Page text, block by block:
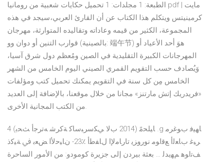
الطبعة: 1 مجلدات: 1 تحميل حكايات شعبية من رومانيا pdf | مايت
كرمينيتس ويتكلم هذا الكتاب عن أن القارئ العربي،سيجد في هذه
المجموعة، الكثير من قيمه وعاداته وتقاليده المتوارثة، مهرجان
قوارب التنين أو دوان وو (بالصينية: 端午节) هوَ أحد الأعياد أو
المهرجانات الكبيرة التقليدية في الصين ومُعظم دول شرق آسيا،
وَيُصادف حسب التقويم القمري الصيني اليوم الخامس من الشهر
الخامس مِن كل سنة في التقويم يمكنك تحميل كتب ومؤلفات
«فريدريك إتش مارتنز» مجانا من خلال موقعنا، بالإضافة إلى العديد
من الكتب المجانية الأخرى‏.
4 ﺎﻴﻠﺤﻣً (2014 بﻻ ﻲﻜﺳﺮﺒﺳﺎﻛ ﺔﻛﺮﺷ ﻪﺗﺮﺟأ ﺚﺤﺑ) .g ﺎﻬﻴﻓ بﻮﻏﺮﻣ
ﺮﻴﻏ بﺎﻌﻟأ ﻊﻗاﻮﻣ نوروﺰﻳ تارﺎﻣﻹا لﺎﻔﻃأ ٪23- نﺎﻴﺣﻷا ﺾﻌﺑ ﰲ ﺔﻴﻛذ
ﻒﺗاﻮﻫ ﻢﻬﻳﺪﻟ … بعثة بيردن إلى جزيرة كومودو: من الأمور الساحرة